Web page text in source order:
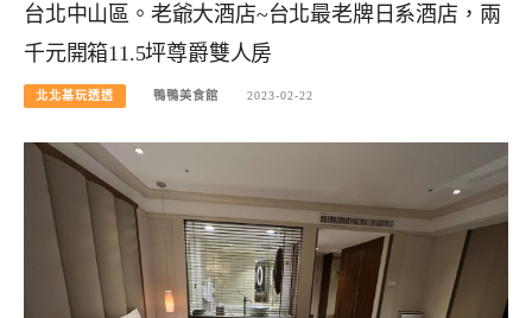
台北中山區。老爺大酒店~台北最老牌日系酒店，兩
千元開箱11.5坪尊爵雙人房
北北基玩透透 鴨鴨美食館 2023-02-22